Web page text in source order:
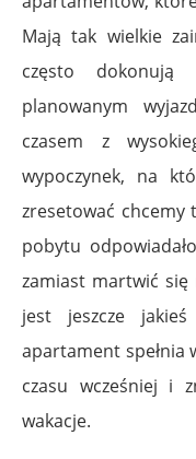
Mają tak wielkie
często
planowanym
czasem z
wypoczynek, na
zresetować chcemy
pobytu
zamiast martwić się
jest jeszcze
apartament spełnia
czasu wcześniej i
wakacje.